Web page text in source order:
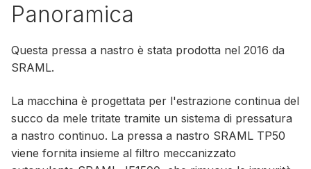
Panoramica
Questa pressa a nastro è stata prodotta nel 2016 da
SRAML.
La macchina è progettata per l'estrazione continua del
succo da mele tritate tramite un sistema di pressatura
a nastro continuo. La pressa a nastro SRAML TP50
viene fornita insieme al filtro meccanizzato